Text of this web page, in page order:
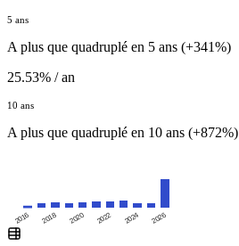
5 ans
A plus que quadruplé en 5 ans (+341%)
25.53% / an
10 ans
A plus que quadruplé en 10 ans (+872%)
2016 2018 2020 2022 2024 2026